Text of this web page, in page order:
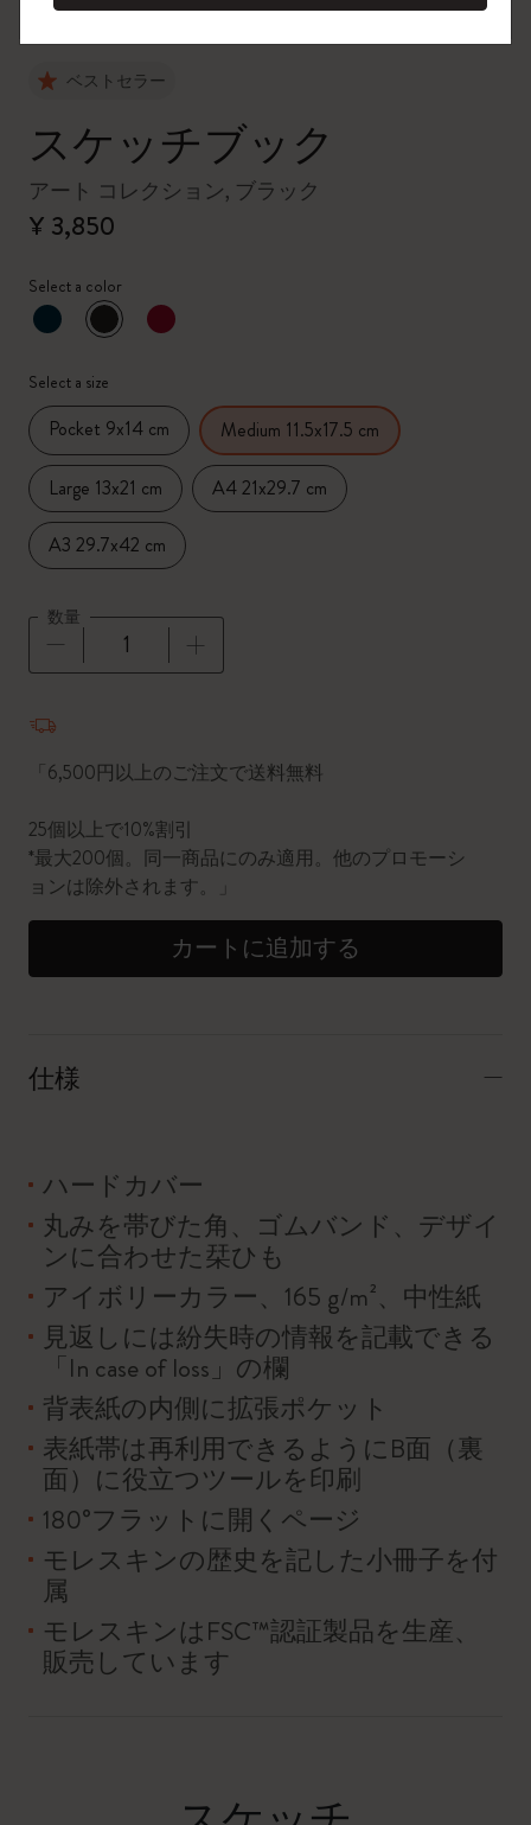
ベストセラー
スケッチブック
アート コレクション, ブラック
¥ 3,850
Select a color
選択済
*選択したカラー
Select a size
Pocket 9x14 cm Medium 11.5x17.5 cm
Large 13x21 cm A4 21x29.7 cm
A3 29.7x42 cm
数量
「6,500円以上のご注文で送料無料
25個以上で10%割引
*最大200個。同一商品にのみ適用。他のプロモーシ
ョンは除外されます。」
カートに追加する
仕様
ハードカバー
丸みを帯びた角、ゴムバンド、デザイ
ンに合わせた栞ひも
アイボリーカラー、165 g/m²、中性紙
見返しには紛失時の情報を記載できる
「In case of loss」の欄
背表紙の内側に拡張ポケット
表紙帯は再利用できるようにB面（裏
面）に役立つツールを印刷
180°フラットに開くページ
モレスキンの歴史を記した小冊子を付
属
モレスキンはFSC™認証製品を生産、
販売しています